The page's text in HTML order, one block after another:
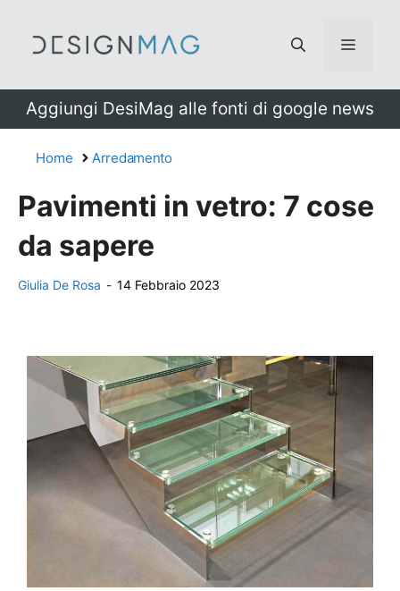
Menu
Aggiungi DesiMag alle fonti di google news
Home Arredamento
Pavimenti in vetro: 7 cose
da sapere
Giulia De Rosa - 14 Febbraio 2023